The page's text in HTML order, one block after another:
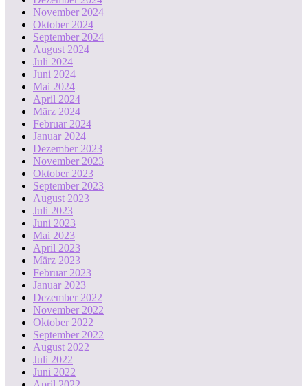
November 2024
Oktober 2024
September 2024
August 2024
Juli 2024
Juni 2024
Mai 2024
April 2024
März 2024
Februar 2024
Januar 2024
Dezember 2023
November 2023
Oktober 2023
September 2023
August 2023
Juli 2023
Juni 2023
Mai 2023
April 2023
März 2023
Februar 2023
Januar 2023
Dezember 2022
November 2022
Oktober 2022
September 2022
August 2022
Juli 2022
Juni 2022